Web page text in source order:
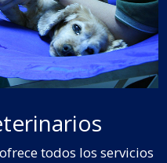
todos los servicios